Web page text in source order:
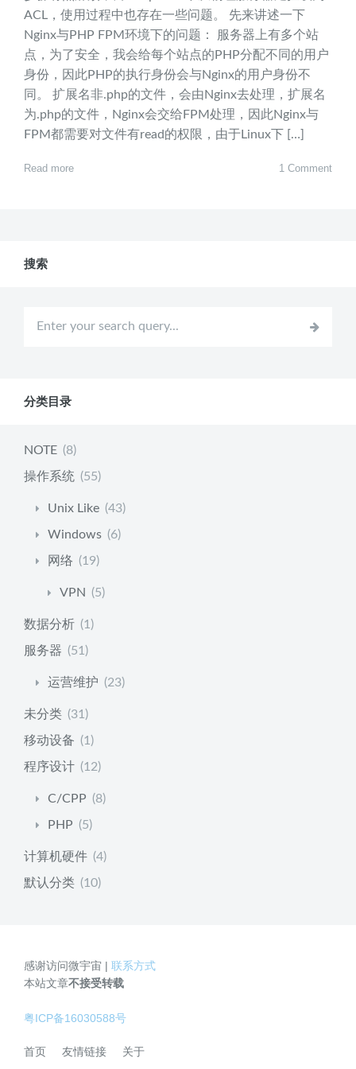
ACL，使用过程中也存在一些问题。 先来讲述一下
Nginx与PHP FPM环境下的问题： 服务器上有多个站
点，为了安全，我会给每个站点的PHP分配不同的用户
身份，因此PHP的执行身份会与Nginx的用户身份不
同。 扩展名非.php的文件，会由Nginx去处理，扩展名
为.php的文件，Nginx会交给FPM处理，因此Nginx与
FPM都需要对文件有read的权限，由于Linux下 […]
Read more 1 Comment
搜索
分类目录
NOTE (8)
操作系统 (55)
Unix Like (43)
Windows (6)
网络 (19)
VPN (5)
数据分析 (1)
服务器 (51)
运营维护 (23)
未分类 (31)
移动设备 (1)
程序设计 (12)
C/CPP (8)
PHP (5)
计算机硬件 (4)
默认分类 (10)
感谢访问微宇宙 | 联系方式
本站文章不接受转载
粤ICP备16030588号
首页 友情链接 关于